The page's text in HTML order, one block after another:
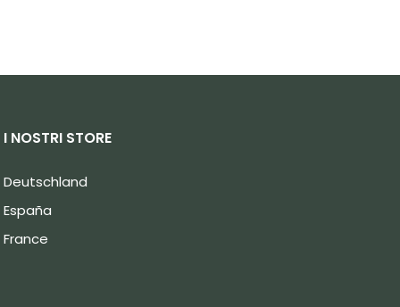
I NOSTRI STORE
Deutschland
España
France